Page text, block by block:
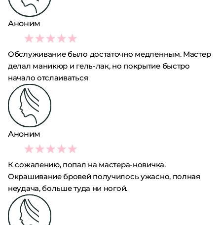
Аноним
2
Обслуживание было достаточно медленным. Мастер
делал маникюр и гель-лак, но покрытие быстро
начало отслаиваться
Аноним
2
К сожалению, попал на мастера-новичка.
Окрашивание бровей получилось ужасно, полная
неудача, больше туда ни ногой.